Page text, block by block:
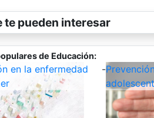
te pueden interesar
de Educación:
en la enfermedad
-